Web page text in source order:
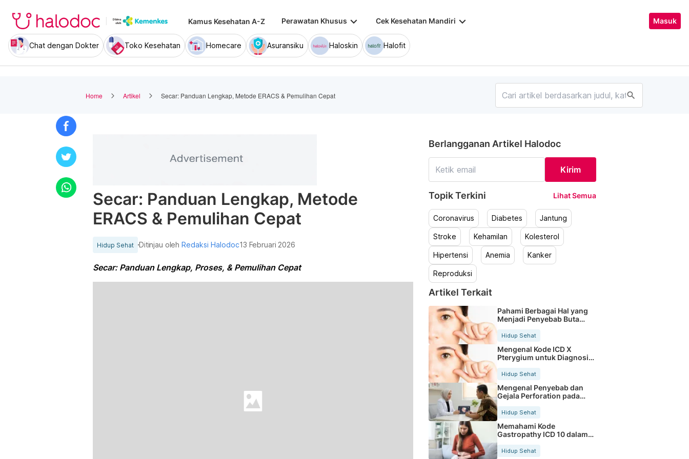
Kamus Kesehatan A-Z Perawatan Khusus keyboard_arrow_down Cek Kesehatan Mandiri keyboard_arrow_down Masuk
Chat dengan Dokter Toko Kesehatan Homecare Asuransiku Haloskin Halofit
Home Artikel Secar: Panduan Lengkap, Metode ERACS & Pemulihan Cepat search
Secar: Panduan Lengkap, Metode
ERACS & Pemulihan Cepat
Hidup Sehat Ditinjau olehRedaksi Halodoc13 Februari 2026
Secar: Panduan Lengkap, Proses, & Pemulihan Cepat
Berlangganan Artikel Halodoc
Kirim
Topik Terkini Lihat Semua
Coronavirus Diabetes Jantung
Stroke Kehamilan Kolesterol
Hipertensi Anemia Kanker
Reproduksi
Artikel Terkait
Pahami Berbagai Hal yang
Menjadi Penyebab Buta
Hidup Sehat
Mengenal Kode ICD X
Pterygium untuk Diagnosis
Hidup Sehat
Mengenal Penyebab dan
Gejala Perforation pada
Tubuh
Hidup Sehat
Memahami Kode
Gastropathy ICD 10 dalam
Rekam Medis Pasien
Hidup Sehat